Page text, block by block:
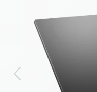
Previous